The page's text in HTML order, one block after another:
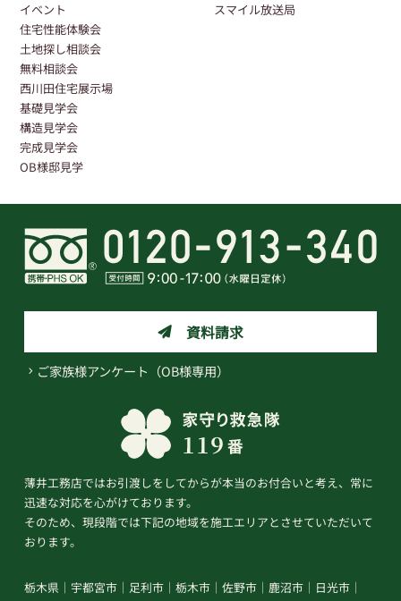
イベント
住宅性能体験会
土地探し相談会
無料相談会
西川田住宅展示場
基礎見学会
構造見学会
完成見学会
OB様邸見学
スマイル放送局
資料請求
ご家族様アンケート（OB様専用）
薄井工務店ではお引渡しをしてからが本当のお付合いと考え、常に
迅速な対応を心がけております。
そのため、現段階では下記の地域を施工エリアとさせていただいて
おります。
栃木県 宇都宮市 足利市 栃木市 佐野市 鹿沼市
日光市